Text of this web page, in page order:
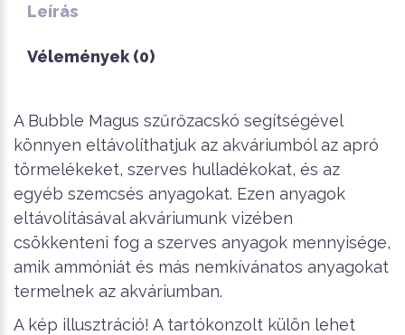
Leírás
Vélemények (0)
A Bubble Magus szűrőzacskó segítségével
könnyen eltávolíthatjuk az akváriumból az apró
törmelékeket, szerves hulladékokat, és az
egyéb szemcsés anyagokat. Ezen anyagok
eltávolításával akváriumunk vizében
csökkenteni fog a szerves anyagok mennyisége,
amik ammóniát és más nemkívánatos anyagokat
termelnek az akváriumban.
A kép illusztráció! A tartókonzolt külön lehet